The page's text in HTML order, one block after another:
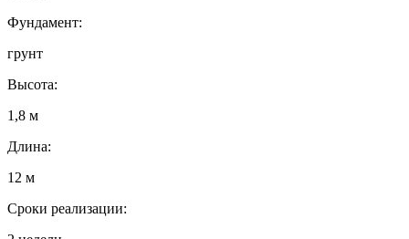
Фундамент:
грунт
Высота:
1,8 м
Длина:
12 м
Сроки реализации: